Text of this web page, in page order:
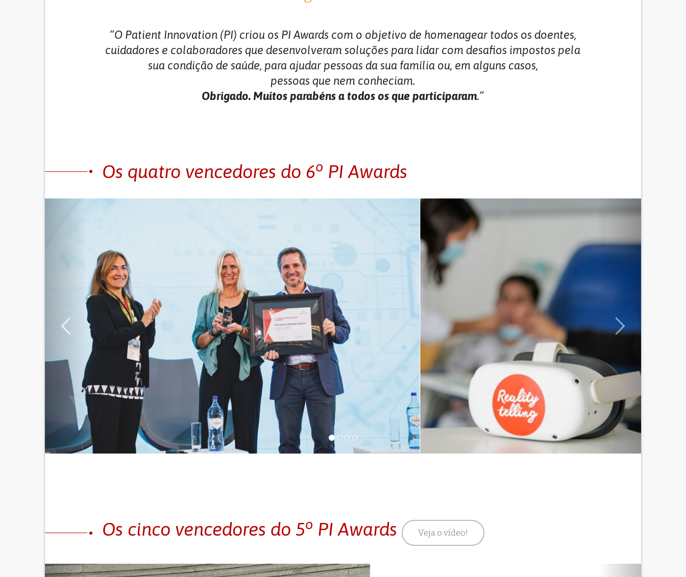
“O Patient Innovation (PI) criou os PI Awards com o objetivo de homenagear todos os doentes,
cuidadores e colaboradores que desenvolveram soluções para lidar com desafios impostos pela
sua condição de saúde, para ajudar pessoas da sua família ou, em alguns casos,
pessoas que nem conheciam.
Obrigado. Muitos parabéns a todos os que participaram.”
Os quatro vencedores do 6o PI Awards
Be My Eyes
Os cinco vencedores do 5o PI Awards Veja o vídeo!
Previous